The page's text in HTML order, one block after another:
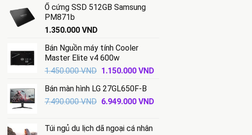
là:
Ổ cứng SSD 512GB Samsung
PM871b
1.350.000 VND
Bán Nguồn máy tính Cooler
Master Elite v4 600w
1.450.000VND Giá
là:
1.450.000 VND.
1.150.000 VNDGiá
là:
Bán màn hình LG 27GL650F-B
7.490.000VND Giá
7.490.000 VND.
6.949.000 VNDGiá
Túi ngủ du lịch dã ngoại cá nhân